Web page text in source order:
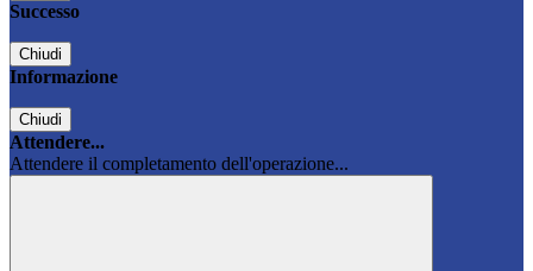
Successo
Chiudi
Informazione
Chiudi
Attendere...
Attendere il completamento dell'operazione...